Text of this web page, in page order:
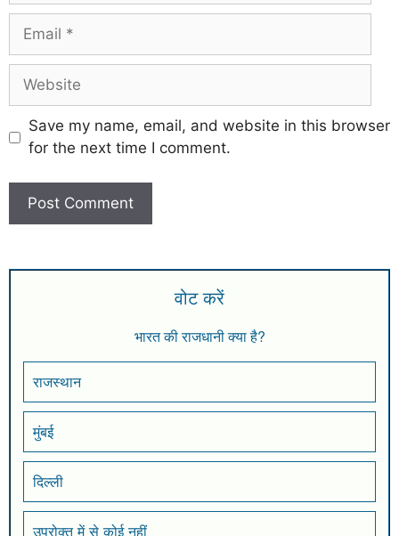
Save my name, email, and website in this browser
for the next time I comment.
वोट करें
भारत की राजधानी क्या है?
राजस्थान
मुंबई
दिल्ली
उपरोक्त में से कोई नहीं